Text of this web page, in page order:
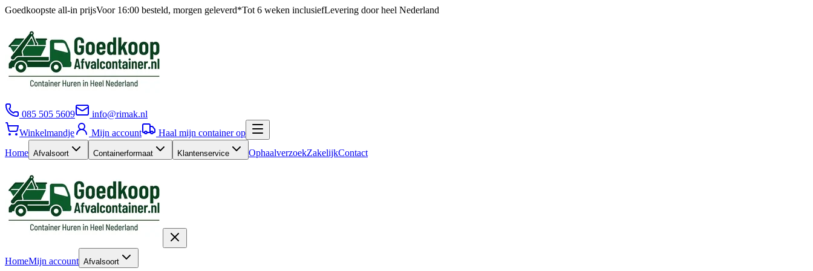
Goedkoopste all-in prijsVoor 16:00 besteld, morgen geleverd*Tot 6 weken inclusiefLevering door heel Nederland
085 505 5609
info@rimak.nl
Winkelmandje
Mijn account
Haal mijn container op
Home Afvalsoort Containerformaat Klantenservice OphaalverzoekZakelijkContact
HomeMijn account Afvalsoort